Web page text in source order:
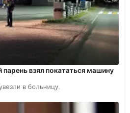
взял покататься машину
в больницу.